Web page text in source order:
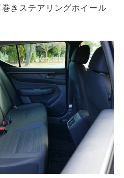
きステアリングホイール